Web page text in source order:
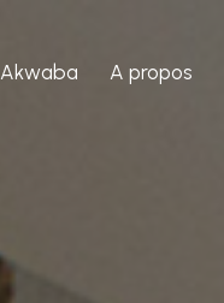
Akwaba A propos